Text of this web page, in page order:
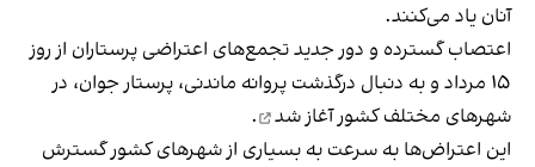
آنان یاد می‌کنند.
اعتصاب گسترده و دور جدید تجمع‌های اعتراضی پرستاران از روز
۱۵ مرداد و به دنبال درگذشت پروانه ماندنی، پرستار جوان، در
شهرهای مختلف کشورآغاز شد
.
این اعتراض‌ها به سرعت به بسیاری از شهرهای کشورگسترش